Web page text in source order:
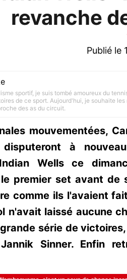
revanche
Publié le
sportif, je suis tombé amoureux du
de ce sport. Aujourd'hui, je souhaite les
des as du circuit.
mouvementées,
disputeront à
Wells ce
premier set avant de
comme ils l'avaient
n'avait laissé aucune
série de
Sinner. Enfin